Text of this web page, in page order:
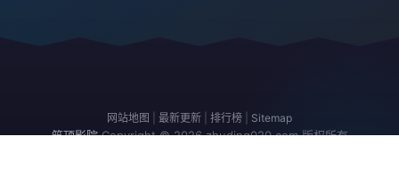
网站地图 最新更新 排行榜 Sitemap
筑顶影院 Copyright © 2026 zhuding020.com 版权所有